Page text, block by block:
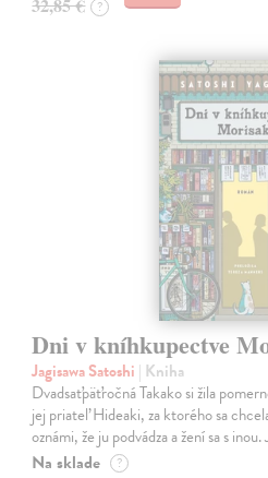
?
Dni v kníhkupectve
Jagisawa Satoshi | Kniha
Dvadsaťpäťročná Takako si žila
jej priateľ Hideaki, za ktorého sa
oznámi, že ju podvádza a žení sa s
Na sklade ?